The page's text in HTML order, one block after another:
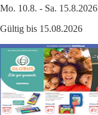
Mo. 10.8. - Sa. 15.8.2026
Gültig bis 15.08.2026